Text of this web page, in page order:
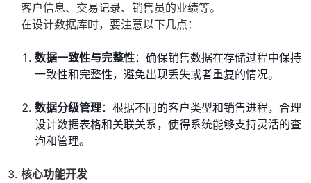
客户信息、交易记录、销售员的业绩等。
在设计数据库时，要注意以下几点：
数据一致性与完整性：确保销售数据在存储过程中保持
一致性和完整性，避免出现丢失或者重复的情况。
数据分级管理：根据不同的客户类型和销售进程，合理
设计数据表格和关联关系，使得系统能够支持灵活的查
询和管理。
核心功能开发